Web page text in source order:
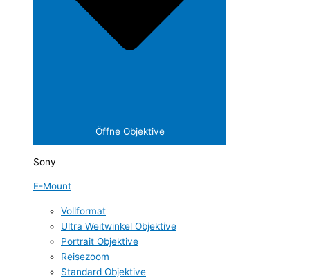
Öffne Objektive
Sony
E-Mount
Vollformat
Ultra Weitwinkel Objektive
Portrait Objektive
Reisezoom
Standard Objektive